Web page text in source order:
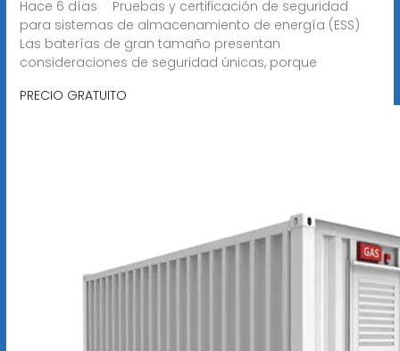
Hace 6 días · Pruebas y certificación de seguridad
para sistemas de almacenamiento de energía (ESS)
Las baterías de gran tamaño presentan
consideraciones de seguridad únicas, porque
PRECIO GRATUITO